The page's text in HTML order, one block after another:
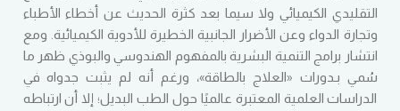
التقليدي الكيميائي ولا سيما بعد كثرة الحديث عن أخطاء الأطباء
وتجارة الدواء وعن الأضرار الجانبية الخطيرة للأدوية الكيميائية. ومع
انتشار برامج التنمية البشرية بالمفهوم الهندوسي والبوذي ظهر ما
سُمي بـدورات «العلاج بالطاقة»، ورغم أنه لم يثبت جدواه في
الدراسات العلمية المعتبرة عالميًا حول الطب البديل؛ إلا أن ارتباطه